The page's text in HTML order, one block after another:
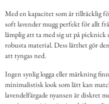
Med en kapacitet som är tillräcklig
soft lavender mugg perfekt för allt
lämplig att ta med sig ut på picknick
robusta material. Dess lätthet gör
att tyngas ned.
Ingen synlig logga eller märkning
minimalistisk look som lätt kan
lavendelfärgade nyansen är diskret